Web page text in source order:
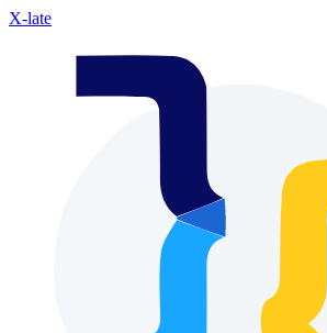
X-late